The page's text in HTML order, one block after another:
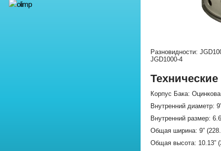
Разновидности:
JGD1000-4
Корпус Бака:
Внутренний диаметр:
Внутренний размер:
Общая ширина: 9”
Общая высота: 10.13”